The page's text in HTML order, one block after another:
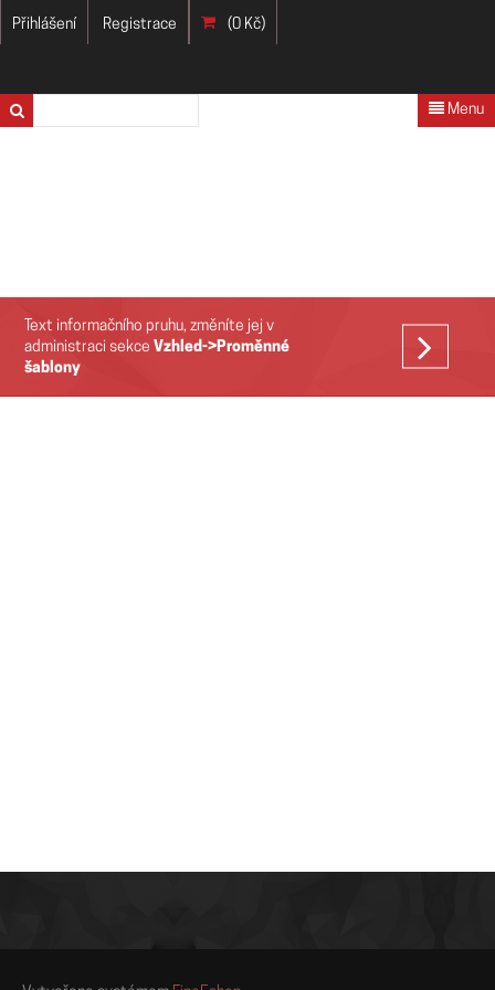
Přihlášení Registrace (0 Kč)
Menu
Text informačního pruhu, změníte jej v
administraci sekceVzhled->Proměnné
šablony
VÍCE
>